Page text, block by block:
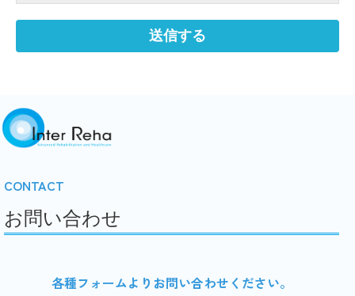
CONTACT
お問い合わせ
各種フォームよりお問い合わせください。